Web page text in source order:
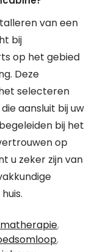
van een
bij
op het gebied
Deze
selecteren
aansluit bij uw
bij het
op
u zeker zijn van
,
,